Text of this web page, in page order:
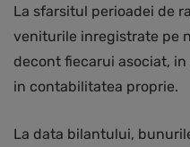
La sfarsitul perioadei de
veniturile inregistrate pe
decont fiecarui asociat,
in contabilitatea proprie.
La data bilantului,